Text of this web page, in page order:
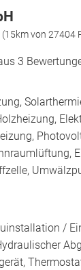
von 27404
3
/